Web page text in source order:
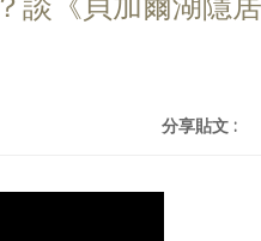
分享貼文 :